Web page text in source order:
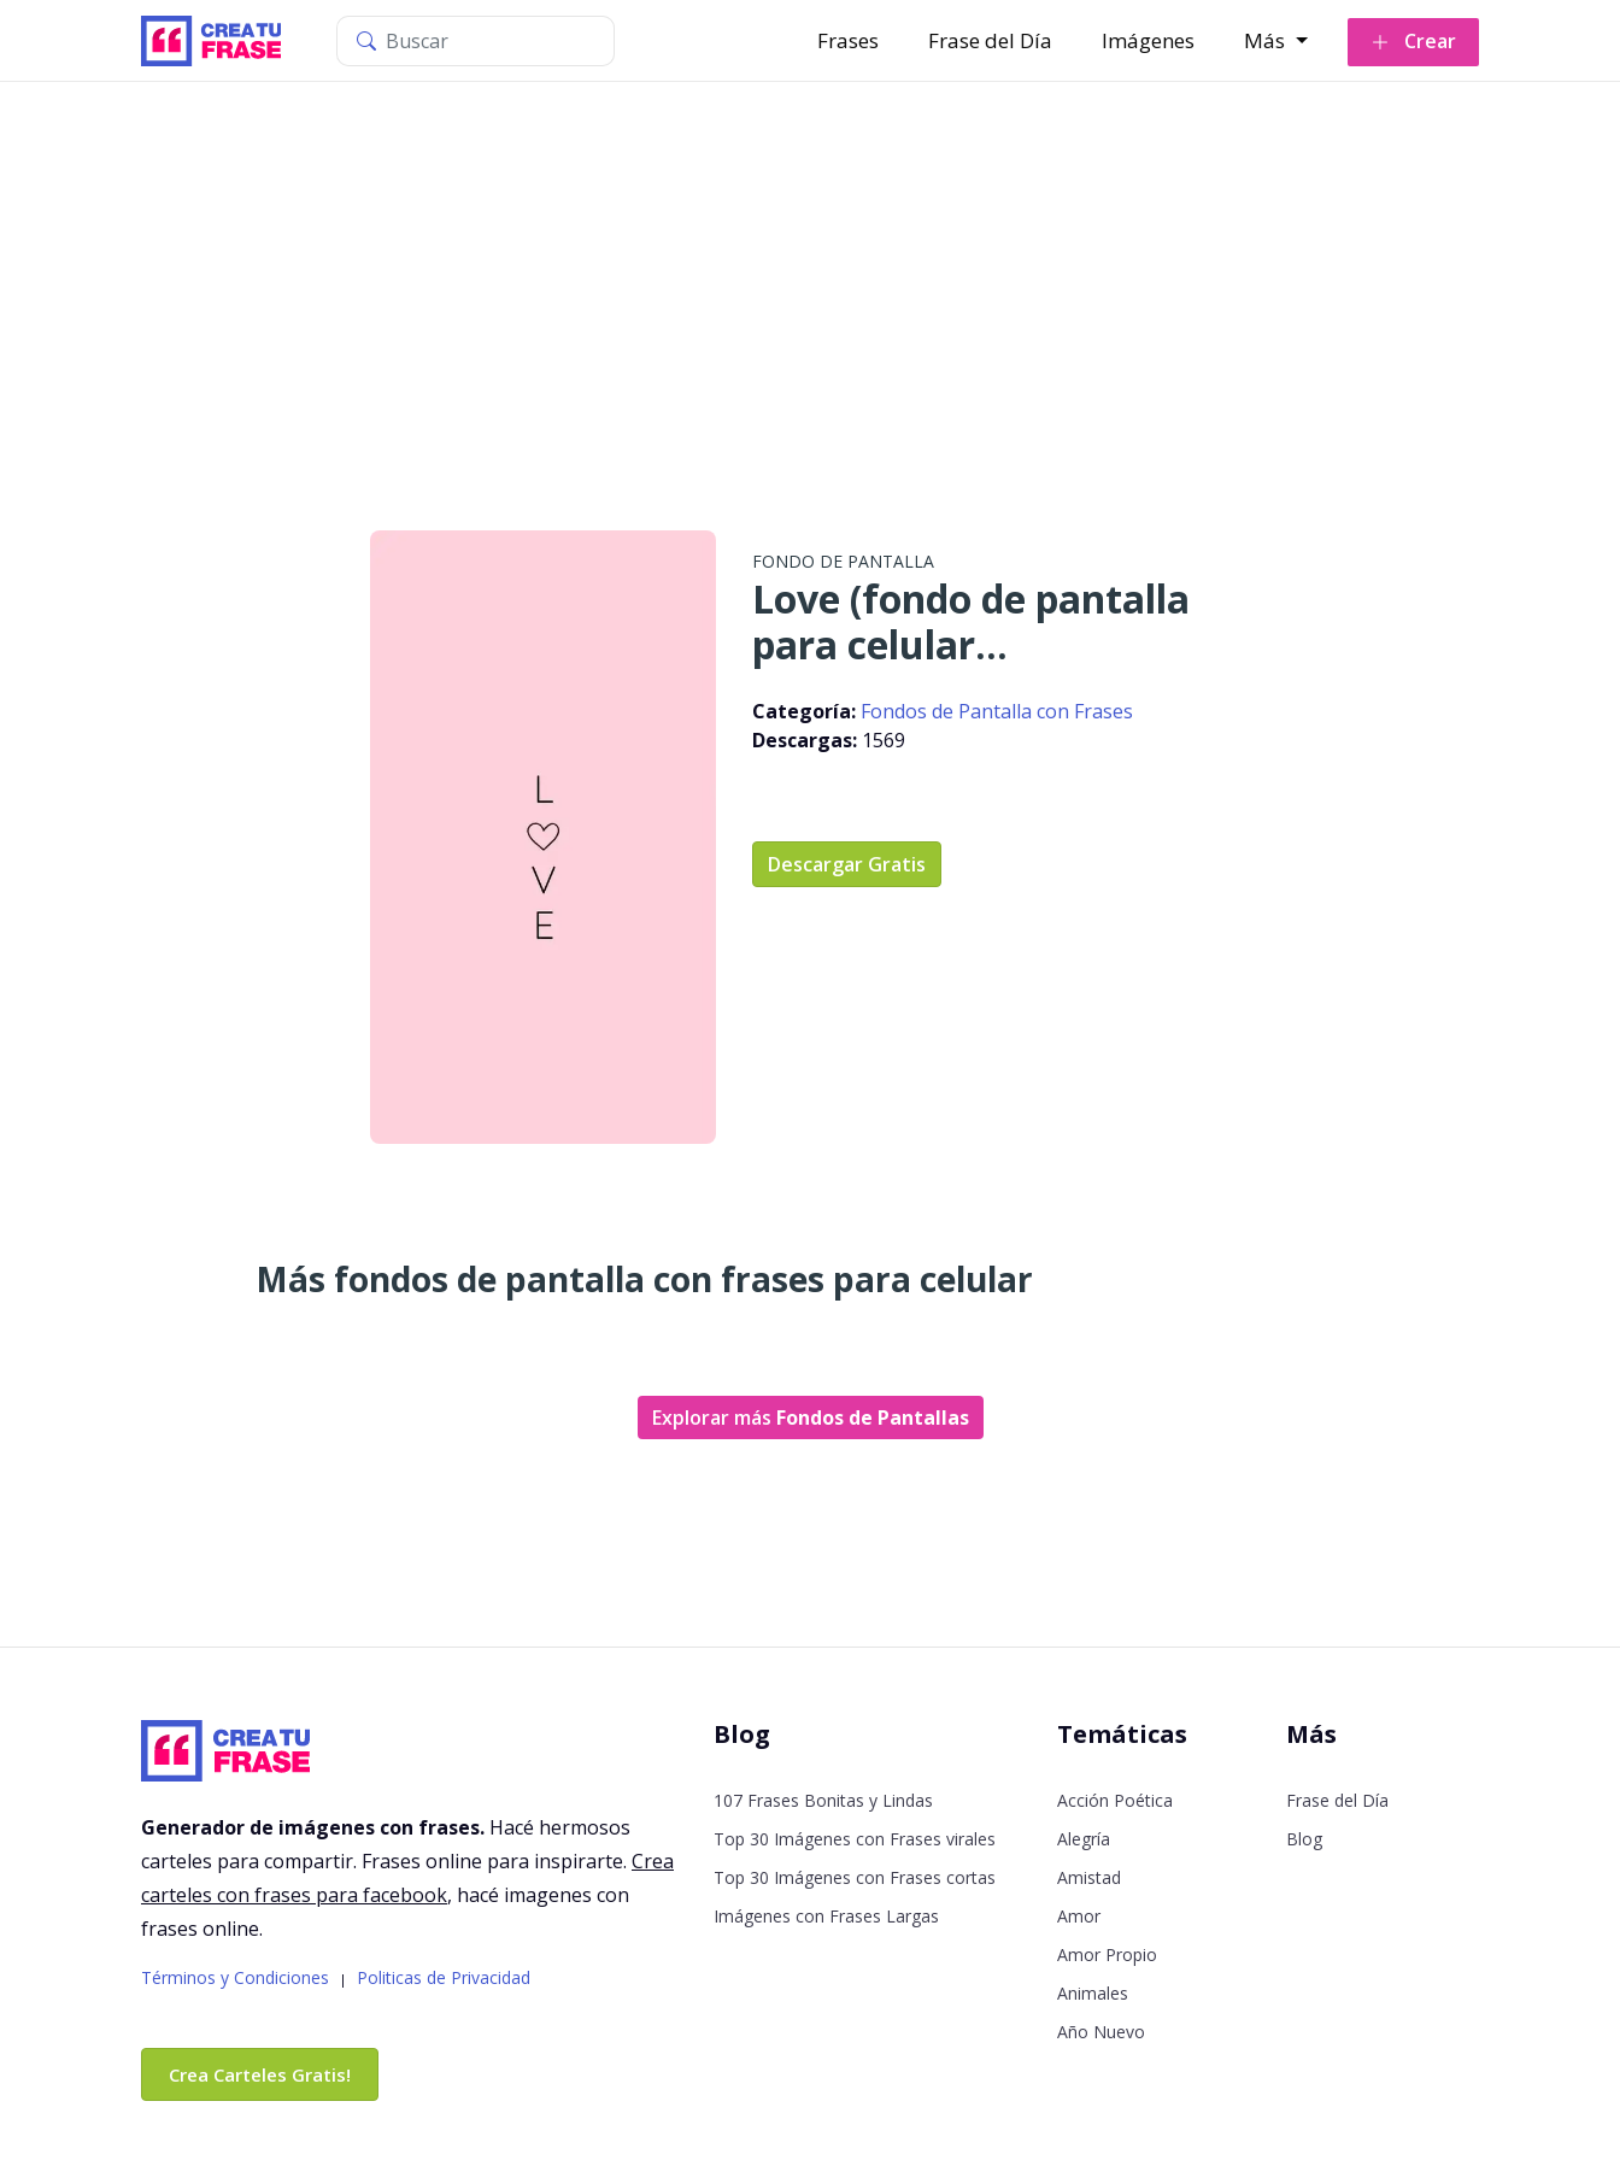
Frases Frase del Día Imágenes Más Crear
FONDO DE PANTALLA
Love (fondo de pantalla
para celular...
Categoría: Fondos de Pantalla con Frases
Descargas: 1569
Descargar Gratis
Más fondos de pantalla con frases para celular
Explorar más Fondos de Pantallas
Generador de imágenes con frases. Hacé hermosos
carteles para compartir. Frases online para inspirarte. Crea
carteles con frases para facebook, hacé imagenes con
frases online.
Términos y Condiciones | Politicas de Privacidad
Crea Carteles Gratis!
Blog
107 Frases Bonitas y Lindas
Top 30 Imágenes con Frases virales
Top 30 Imágenes con Frases cortas
Imágenes con Frases Largas
Temáticas
Acción Poética
Alegría
Amistad
Amor
Amor Propio
Animales
Año Nuevo
Más
Frase del Día
Blog